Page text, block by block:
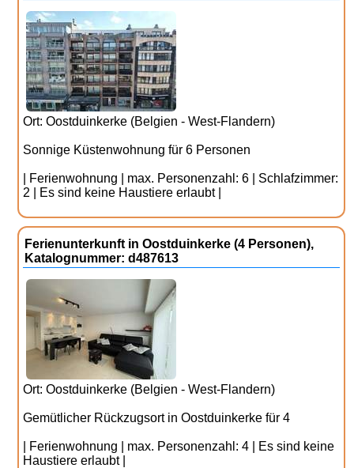
Ort: Oostduinkerke (Belgien - West-Flandern)
Sonnige Küstenwohnung für 6 Personen
| Ferienwohnung | max. Personenzahl: 6 | Schlafzimmer:
2 | Es sind keine Haustiere erlaubt |
Ferienunterkunft in Oostduinkerke (4 Personen),
Katalognummer: d487613
Ort: Oostduinkerke (Belgien - West-Flandern)
Gemütlicher Rückzugsort in Oostduinkerke für 4
| Ferienwohnung | max. Personenzahl: 4 | Es sind keine
Haustiere erlaubt |